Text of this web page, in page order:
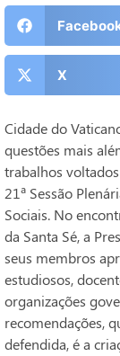
X
Cidade do
questões mais
trabalhos
21ª Sessão
Sociais. No
da Santa Sé, a
seus membros
estudiosos,
organizações
recomendações,
defendida, é a